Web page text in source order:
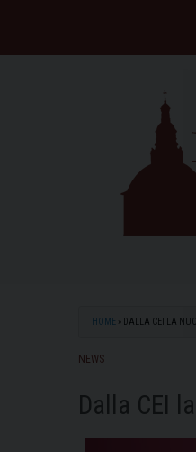
content
HOME » DALLA CEI LA
NEWS
Dalla CEI